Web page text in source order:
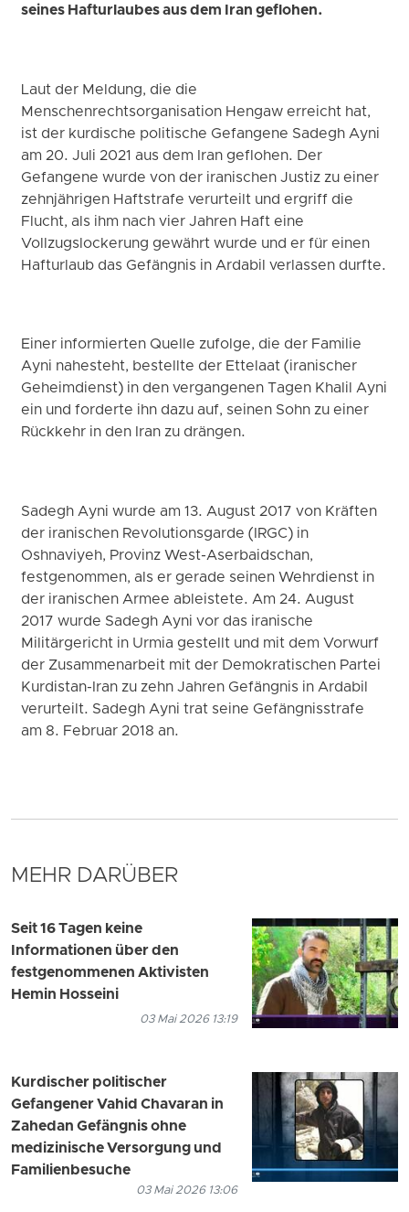
seines Hafturlaubes aus dem Iran geflohen.
Laut der Meldung, die die
Menschenrechtsorganisation Hengaw erreicht hat,
ist der kurdische politische Gefangene Sadegh Ayni
am 20. Juli 2021 aus dem Iran geflohen. Der
Gefangene wurde von der iranischen Justiz zu einer
zehnjährigen Haftstrafe verurteilt und ergriff die
Flucht, als ihm nach vier Jahren Haft eine
Vollzugslockerung gewährt wurde und er für einen
Hafturlaub das Gefängnis in Ardabil verlassen durfte.
Einer informierten Quelle zufolge, die der Familie
Ayni nahesteht, bestellte der Ettelaat (iranischer
Geheimdienst) in den vergangenen Tagen Khalil Ayni
ein und forderte ihn dazu auf, seinen Sohn zu einer
Rückkehr in den Iran zu drängen.
Sadegh Ayni wurde am 13. August 2017 von Kräften
der iranischen Revolutionsgarde (IRGC) in
Oshnaviyeh, Provinz West-Aserbaidschan,
festgenommen, als er gerade seinen Wehrdienst in
der iranischen Armee ableistete. Am 24. August
2017 wurde Sadegh Ayni vor das iranische
Militärgericht in Urmia gestellt und mit dem Vorwurf
der Zusammenarbeit mit der Demokratischen Partei
Kurdistan-Iran zu zehn Jahren Gefängnis in Ardabil
verurteilt. Sadegh Ayni trat seine Gefängnisstrafe
am 8. Februar 2018 an.
MEHR DARÜBER
Seit 16 Tagen keine
Informationen über den
festgenommenen Aktivisten
Hemin Hosseini
03 Mai 2026 13:19
Kurdischer politischer
Gefangener Vahid Chavaran in
Zahedan Gefängnis ohne
medizinische Versorgung und
Familienbesuche
03 Mai 2026 13:06